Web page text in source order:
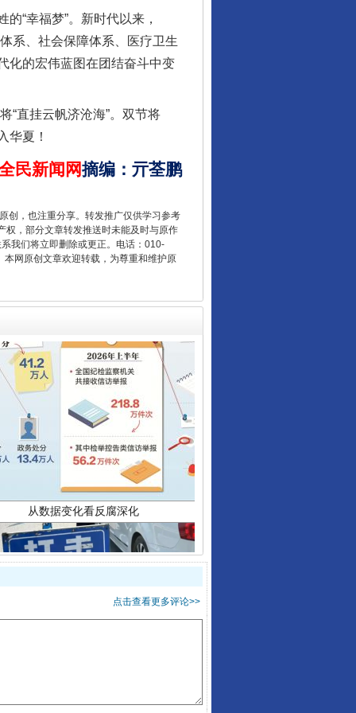
“幸福梦”。新时代以来，
系、社会保障体系、医疗卫生
化的宏伟蓝图在团结奋斗中变
直挂云帆济沧海”。双节将
华夏！
民新闻网摘编 ： 亓荃鹏
创，也注重分享。转发推广仅供学习参考
权，部分文章转发推送时未能及时与原作
我们将立即删除或更正。电话：010-
网原创文章欢迎转载，为尊重和维护原
让核能赋能千行百业
从数据变化看反腐深化
点击查看更多评论>>